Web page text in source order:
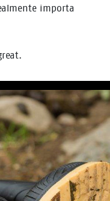
importa